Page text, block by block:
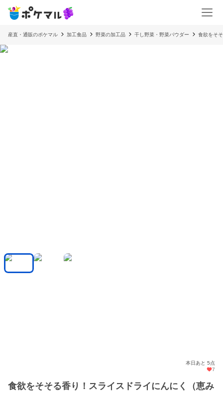
産直・通販のポケマル 加工食品 野菜の加工品 干し野菜・野菜パウダー 食欲をそ
本日あと 5点
7
食欲をそそる香り！スライスドライにんにく（恵み